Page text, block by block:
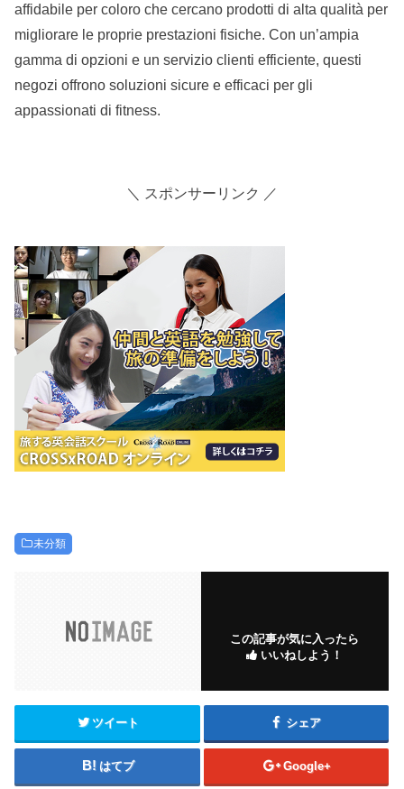
affidabile per coloro che cercano prodotti di alta qualità per
migliorare le proprie prestazioni fisiche. Con un’ampia
gamma di opzioni e un servizio clienti efficiente, questi
negozi offrono soluzioni sicure e efficaci per gli
appassionati di fitness.
＼ スポンサーリンク ／
未分類
この記事が気に入ったら
いいねしよう！
ツイート シェア
はてブ Google+